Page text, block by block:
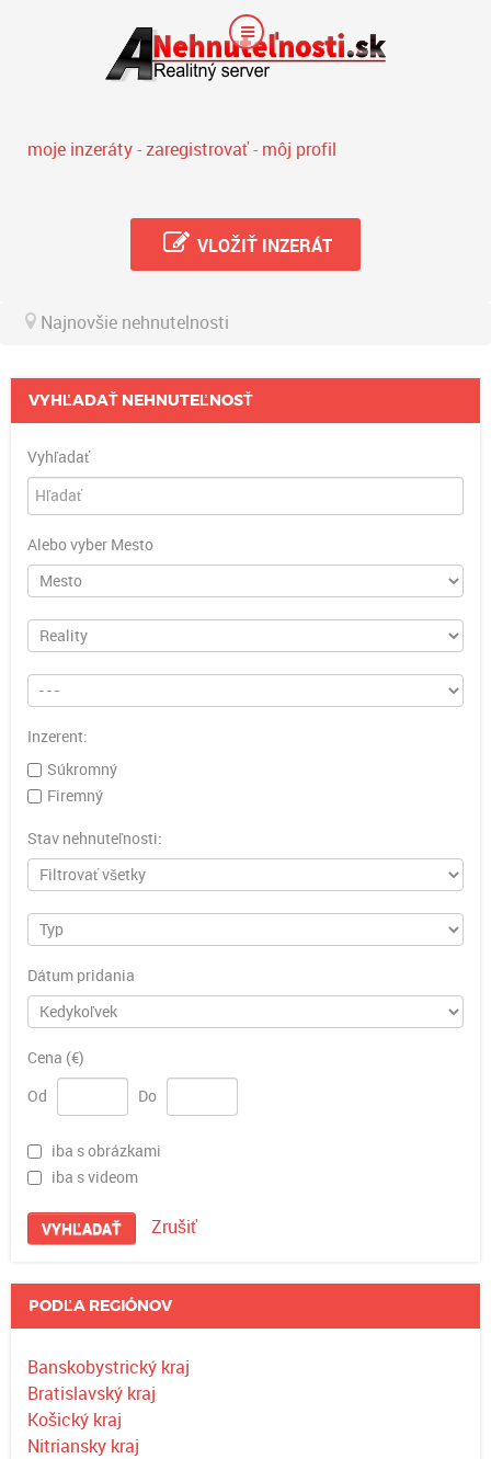
moje inzeráty - zaregistrovať- môj profil
VLOŽIŤ INZERÁT
Najnovšie nehnutelnosti
VYHĽADAŤ NEHNUTEĽNOSŤ
Vyhľadať
Alebo vyber Mesto
Inzerent:
Súkromný
Firemný
Stav nehnuteľnosti:
Dátum pridania
Cena (€)
Od
Do
iba s obrázkami
iba s videom
VYHĽADAŤ Zrušiť
PODĽA REGIÓNOV
Banskobystrický kraj
Bratislavský kraj
Košický kraj
Nitriansky kraj